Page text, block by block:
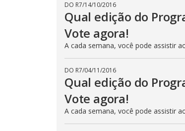
DO R7/14/10/2016
Qual edição do
Vote agora!
A cada semana, você pode assistir
DO R7/04/11/2016
Qual edição do
Vote agora!
A cada semana, você pode assistir